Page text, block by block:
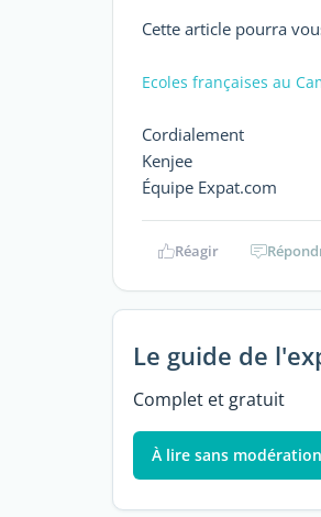
Cette article pourra
Ecoles françaises au
Cordialement
Kenjee
Équipe Expat.com
Réagir
Le guide de
Complet et gratuit
À lire sans modération